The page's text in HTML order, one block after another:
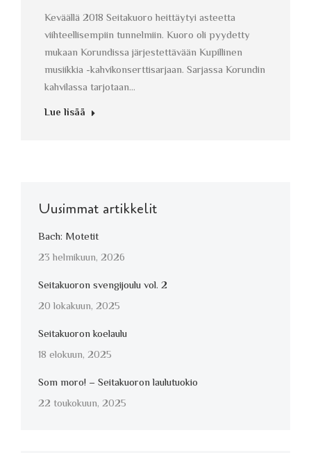
Keväällä 2018 Seitakuoro heittäytyi asteetta
viihteellisempiin tunnelmiin. Kuoro oli pyydetty
mukaan Korundissa järjestettävään Kupillinen
musiikkia -kahvikonserttisarjaan. Sarjassa Korundin
kahvilassa tarjotaan…
Lue lisää
Uusimmat artikkelit
Bach: Motetit
23 helmikuun, 2026
Seitakuoron svengijoulu vol. 2
20 lokakuun, 2025
Seitakuoron koelaulu
18 elokuun, 2025
Som moro! – Seitakuoron laulutuokio
22 toukokuun, 2025